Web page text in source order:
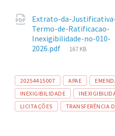
Extrato-da-
Termo-de-Ratificacao-
Inexigibilidade-no-010-
2026.pdf
Tamanho
167 KB
Tags
20254415007 APAE
INEXIGIBILIDADE
LICITAÇÕES
TRANSFERÊNCIA